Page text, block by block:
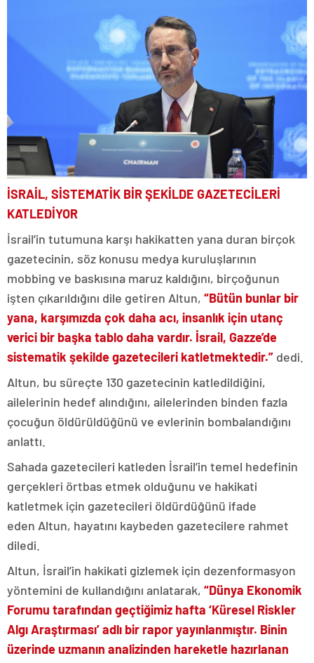
İSRAİL, SİSTEMATİK BİR ŞEKİLDE GAZETECİLERİ
KATLEDİYOR
İsrail’in tutumuna karşı hakikatten yana duran birçok
gazetecinin, söz konusu medya kuruluşlarının
mobbing ve baskısına maruz kaldığını, birçoğunun
işten çıkarıldığını dile getiren Altun, “Bütün bunlar bir
yana, karşımızda çok daha acı, insanlık için utanç
verici bir başka tablo daha vardır. İsrail, Gazze’de
sistematik şekilde gazetecileri katletmektedir.” dedi.
Altun, bu süreçte 130 gazetecinin katledildiğini,
ailelerinin hedef alındığını, ailelerinden binden fazla
çocuğun öldürüldüğünü ve evlerinin bombalandığını
anlattı.
Sahada gazetecileri katleden İsrail’in temel hedefinin
gerçekleri örtbas etmek olduğunu ve hakikati
katletmek için gazetecileri öldürdüğünü ifade
eden Altun, hayatını kaybeden gazetecilere rahmet
diledi.
Altun, İsrail’in hakikati gizlemek için dezenformasyon
yöntemini de kullandığını anlatarak, “Dünya Ekonomik
Forumu tarafından geçtiğimiz hafta ‘Küresel Riskler
Algı Araştırması’ adlı bir rapor yayınlanmıştır. Binin
üzerinde uzmanın analizinden hareketle hazırlanan